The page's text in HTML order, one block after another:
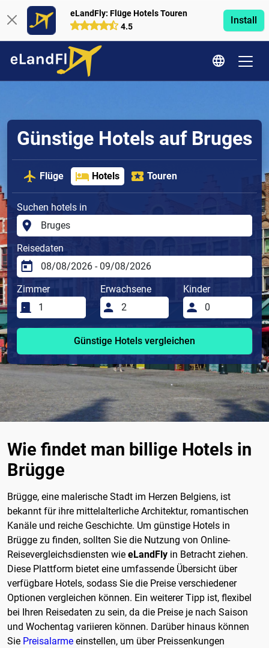
eLandFly: Flüge Hotels Touren
4.5
Install
Günstige Hotels auf Bruges
Flüge Hotels Touren
Suchen hotels in
Reisedaten
Zimmer Erwachsene Kinder
Günstige Hotels vergleichen
Wie findet man billige Hotels in
Brügge
Brügge, eine malerische Stadt im Herzen Belgiens, ist
bekannt für ihre mittelalterliche Architektur, romantischen
Kanäle und reiche Geschichte. Um günstige Hotels in
Brügge zu finden, sollten Sie die Nutzung von Online-
Reisevergleichsdiensten wie eLandFly in Betracht ziehen.
Diese Plattform bietet eine umfassende Übersicht über
verfügbare Hotels, sodass Sie die Preise verschiedener
Optionen vergleichen können. Ein weiterer Tipp ist, flexibel
bei Ihren Reisedaten zu sein, da die Preise je nach Saison
und Wochentag variieren können. Darüber hinaus können
Sie Preisalarme einstellen, um über Preissenkungen